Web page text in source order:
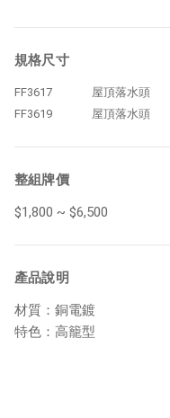
規格尺寸
FF3617 屋頂落水頭
FF3619
屋頂落水頭
整組牌價
$1,800 ~ $6,500
產品說明
材質：銅電鍍
特色：高籠型